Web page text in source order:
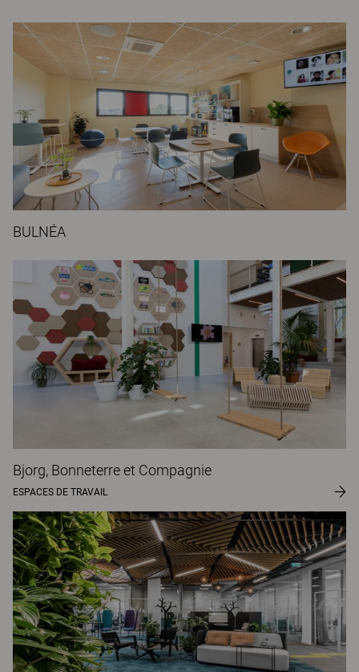
BULNÉA
Bjorg, Bonneterre et Compagnie
ESPACES DE TRAVAIL